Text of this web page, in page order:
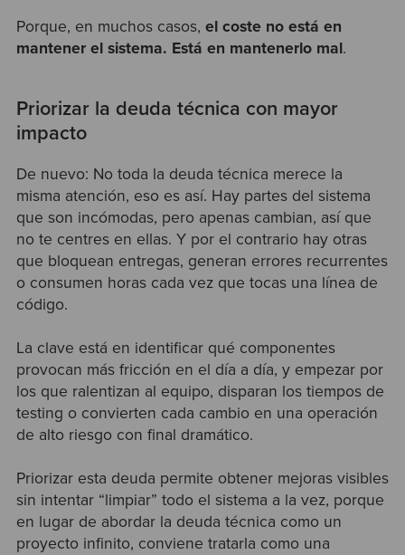
Porque, en muchos casos, el coste no está en
mantener el sistema. Está en mantenerlo mal.
Priorizar la deuda técnica con mayor
impacto
De nuevo: No toda la deuda técnica merece la
misma atención, eso es así. Hay partes del sistema
que son incómodas, pero apenas cambian, así que
no te centres en ellas. Y por el contrario hay otras
que bloquean entregas, generan errores recurrentes
o consumen horas cada vez que tocas una línea de
código.
La clave está en identificar qué componentes
provocan más fricción en el día a día, y empezar por
los que ralentizan al equipo, disparan los tiempos de
testing o convierten cada cambio en una operación
de alto riesgo con final dramático.
Priorizar esta deuda permite obtener mejoras visibles
sin intentar “limpiar” todo el sistema a la vez, porque
en lugar de abordar la deuda técnica como un
proyecto infinito, conviene tratarla como una